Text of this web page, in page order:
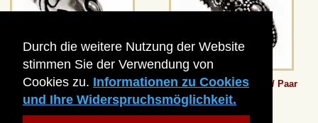
Durch die weitere Nutzung der Website
stimmen Sie der Verwendung von
Cookies zu. Informationen zu Cookies
und Ihre Widerspruchsmöglichkeit.
Ketten-Ende - Wolfskopf / Paar
ab8,40 €*
Ketten-Ende - Terslev / Paar
ab12,60 €*